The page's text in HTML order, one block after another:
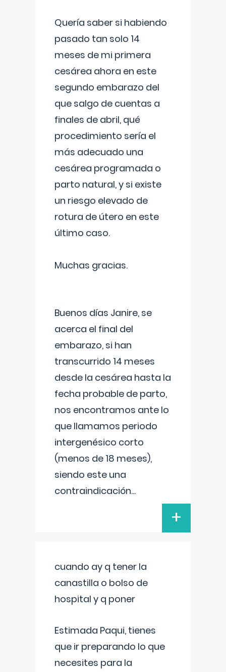
Quería saber si habiendo
pasado tan solo 14
meses de mi primera
cesárea ahora en este
segundo embarazo del
que salgo de cuentas a
finales de abril, qué
procedimiento sería el
más adecuado una
cesárea programada o
parto natural, y si existe
un riesgo elevado de
rotura de útero en este
último caso.
Muchas gracias.
Buenos días Janire, se
acerca el final del
embarazo, si han
transcurrido 14 meses
desde la cesárea hasta la
fecha probable de parto,
nos encontramos ante lo
que llamamos periodo
intergenésico corto
(menos de 18 meses),
siendo este una
contraindicación...
+
cuando ay q tener la
canastilla o bolso de
hospital y q poner
Estimada Paqui, tienes
que ir preparando lo que
necesites para la